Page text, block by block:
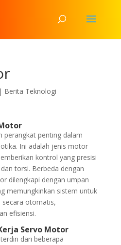
| Berita Teknologi
perangkat penting dalam
Ini adalah jenis motor
kontrol yang presisi
torsi. Berbeda dengan
dilengkapi dengan umpan
memungkinkan sistem untuk
secara otomatis,
efisiensi.
Servo Motor
dari beberapa